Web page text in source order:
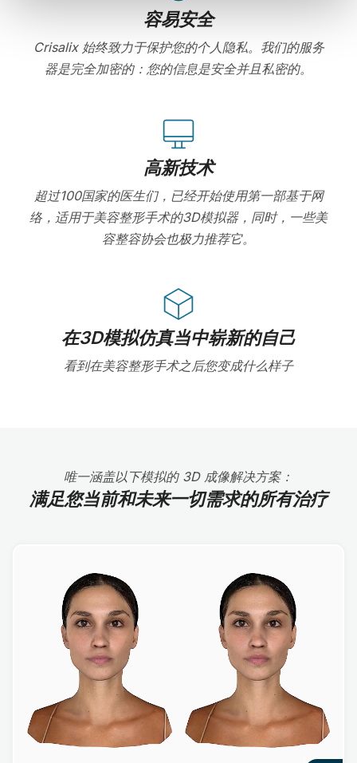
容易安全
Crisalix 始终致力于保护您的个人隐私。我们的服务
器是完全加密的：您的信息是安全并且私密的。
高新技术
超过100国家的医生们，已经开始使用第一部基于网
络，适用于美容整形手术的3D模拟器，同时，一些美
容整容协会也极力推荐它。
在3D模拟仿真当中崭新的自己
看到在美容整形手术之后您变成什么样子
唯一涵盖以下模拟的 3D 成像解决方案：
满足您当前和未来一切需求的所有治疗